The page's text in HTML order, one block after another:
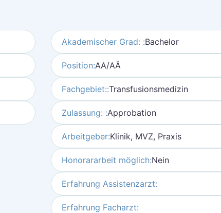
Akademischer Grad: :Bachelor
Position:AA/AÄ
Fachgebiet::Transfusionsmedizin
Zulassung: :Approbation
Arbeitgeber:Klinik, MVZ, Praxis
Honorararbeit möglich:Nein
Erfahrung Assistenzarzt:
Erfahrung Facharzt: